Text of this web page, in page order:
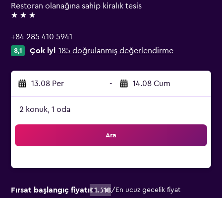
Restoran olanağına sahip kiralık tesis
3 yıldız
+84 285 410 5941
8,1 Çok iyi 185 doğrulanmış değerlendirme
13.08 Per - 14.08 Cum
2 konuk, 1 oda
Ara
Fırsat başlangıç fiyatı₺1.618/ En ucuz gecelik fiyat